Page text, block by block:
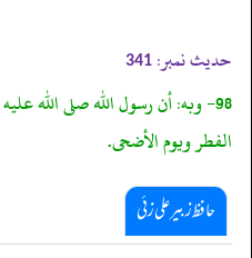
حدیث نمبر: 341
98- وبه: أن رسول الله صلى الله
الفطر ويوم الأضحى.
حافظ زبیر علی زئی